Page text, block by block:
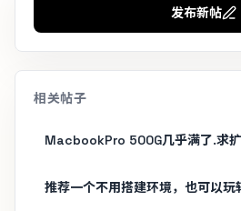
发布新帖
相关帖子
MacbookPro 500G几乎满了.求
推荐一个不用搭建环境，也可以